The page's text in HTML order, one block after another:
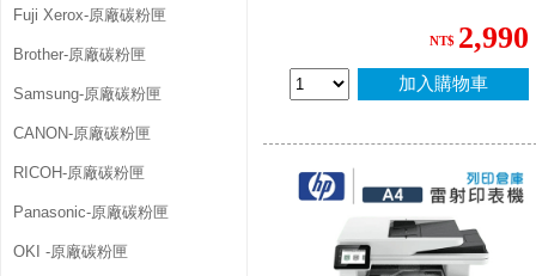
Fuji Xerox-原廠碳粉匣
Brother-原廠碳粉匣
Samsung-原廠碳粉匣
CANON-原廠碳粉匣
RICOH-原廠碳粉匣
Panasonic-原廠碳粉匣
OKI -原廠碳粉匣
NT$ 2,990
加入購物車